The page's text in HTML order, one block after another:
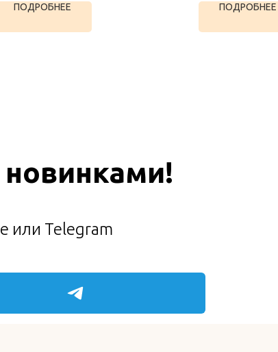
ПОДРОБНЕЕ ПОДРОБНЕЕ
или Telegram